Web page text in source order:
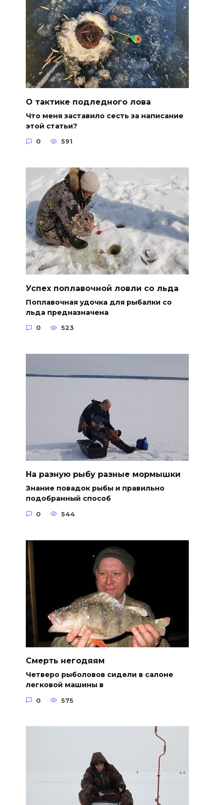
О тактике подледного лова
Что меня заставило сесть за написание
этой статьи?
0 591
Успех поплавочной ловли со льда
Поплавочная удочка для рыбалки со
льда предназначена
0 523
На разную рыбу разные мормышки
Знание повадок рыбы и правильно
подобранный способ
0 544
Смерть негодяям
Четверо рыболовов сидели в салоне
легковой машины в
0 575